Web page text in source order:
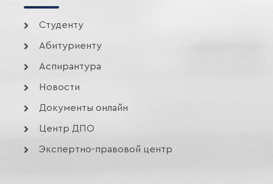
Студенту
Абитуриенту
Аспирантура
Новости
Документы онлайн
Центр ДПО
Экспертно-правовой центр